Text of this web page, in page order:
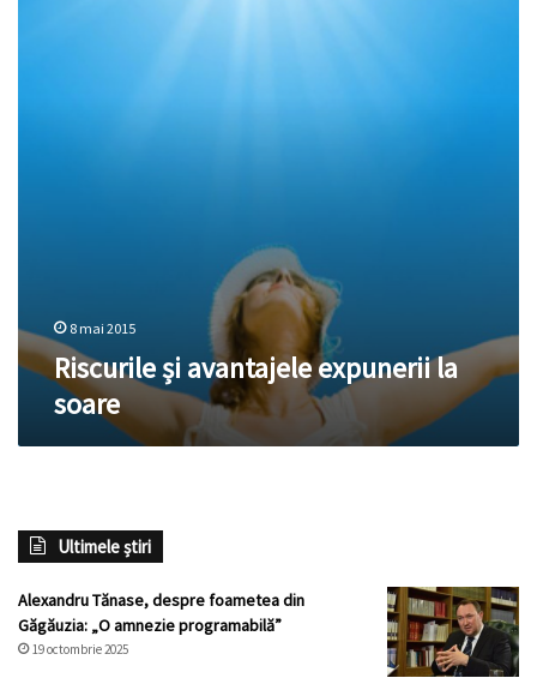
8 mai 2015
Riscurile și avantajele expunerii la
soare
Ultimele știri
Alexandru Tănase, despre foametea din
Găgăuzia: „O amnezie programabilă”
19 octombrie 2025